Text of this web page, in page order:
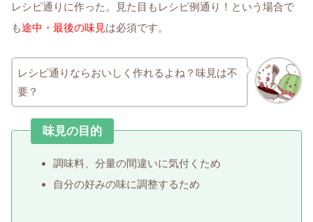
レシピ通りに作った。見た目もレシピ例通り！という場合で
も途中・最後の味見は必須です。
レシピ通りならおいしく作れるよね？味見は不
要？
味見の目的
調味料、分量の間違いに気付くため
自分の好みの味に調整するため